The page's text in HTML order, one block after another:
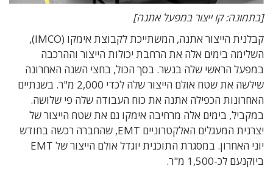
[בתמונה: קו ייצור במפעל אתנה]
קבלנית הייצור אתנה, המשתייכת לקבוצת אימקו (IMCO),
השלימה בימים אלה את הרחבת יכולות הייצור וההרכבה
במפעל הראשי שלה בנשר. בסך הכול, בחצי השנה האחרונה
שילשה את שטח אולם הייצור שלה לכדי 2,000 מ"ר. בשנתיים
האחרונות הכפילה אתנה את כוח העבודה שלה פי שלושה.
במקביל, בימים אלה מרחיבה אימקו גם את שטח הייצור של
יצרנית המעגלים האלקטרוניים EMT, שהחברה רכשה בחודש
יוני האחרון. במסגרת התוכנית יוגדל אולם הייצור של EMT
ביוקנעם לכ-1,500 מ"ר.